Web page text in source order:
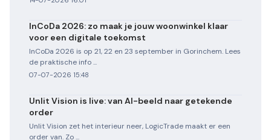
InCoDa 2026: zo maak je jouw woonwinkel klaar
voor een digitale toekomst
InCoDa 2026 is op 21, 22 en 23 september in Gorinchem. Lees
de praktische info ...
07-07-2026 15:48
Unlit Vision is live: van AI-beeld naar getekende
order
Unlit Vision zet het interieur neer, LogicTrade maakt er een
order van. Zo ...